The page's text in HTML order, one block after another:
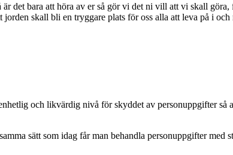
det bara att höra av er så gör vi det ni vill att vi skall
skall bli en tryggare plats för oss alla att leva på i och
och likvärdig nivå för skyddet av personuppgifter
sätt som idag får man behandla personuppgifter med